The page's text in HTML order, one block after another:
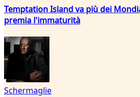
Temptation Island va più dei
premia l'immaturità
Schermaglie